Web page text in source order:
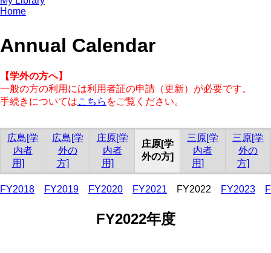
Home
Annual Calendar
【学外の方へ】
一般の方の利用には利用者証の申請（更新）が必要です。
手続きについてはこちら をご覧ください。
広島[学
内者
用]
広島[学
外の
方]
庄原[学
内者
用]
庄原[学
外の方]
三原[学
内者
用]
三原[学
外の
方]
FY2018 FY2019 FY2020 FY2021 FY2022 FY2023
FY2022年度